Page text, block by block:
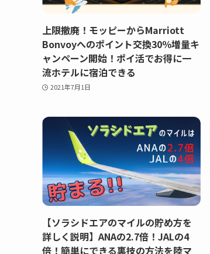
上限撤廃！モッピーからMarriott
Bonvoyへのポイント交換30％増量キ
ャンペーン開始！ポイ活でお得に一
流ホテルに宿泊できる
2021年7月1日
【ソラシドエアのマイルの貯め方を
詳しく説明】ANAの2.7倍！JALの4
倍！簡単にできる裏技の方法を陸マ